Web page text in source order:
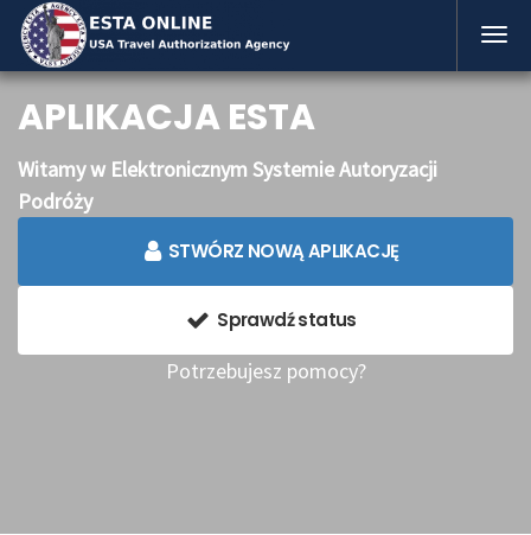
APLIKACJA ESTA
Witamy w Elektronicznym Systemie Autoryzacji
Podróży
STWÓRZ NOWĄ APLIKACJĘ
Sprawdź status
Potrzebujesz pomocy?